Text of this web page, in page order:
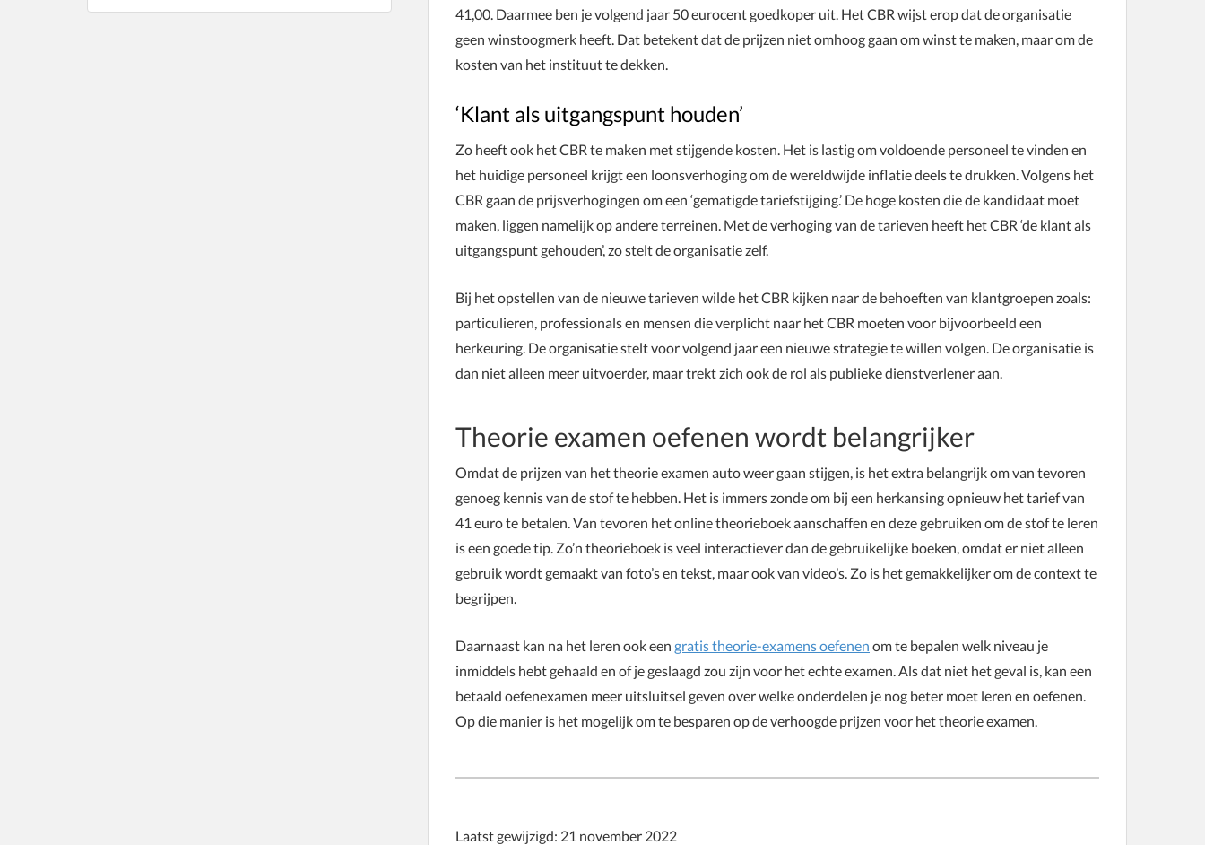
41,00. Daarmee ben je volgend jaar 50 eurocent goedkoper uit. Het CBR wijst erop dat de organisatie
geen winstoogmerk heeft. Dat betekent dat de prijzen niet omhoog gaan om winst te maken, maar om de
kosten van het instituut te dekken.
‘Klant als uitgangspunt houden’
Zo heeft ook het CBR te maken met stijgende kosten. Het is lastig om voldoende personeel te vinden en
het huidige personeel krijgt een loonsverhoging om de wereldwijde inflatie deels te drukken. Volgens het
CBR gaan de prijsverhogingen om een ‘gematigde tariefstijging.’ De hoge kosten die de kandidaat moet
maken, liggen namelijk op andere terreinen. Met de verhoging van de tarieven heeft het CBR ‘de klant als
uitgangspunt gehouden’, zo stelt de organisatie zelf.
Bij het opstellen van de nieuwe tarieven wilde het CBR kijken naar de behoeften van klantgroepen zoals:
particulieren, professionals en mensen die verplicht naar het CBR moeten voor bijvoorbeeld een
herkeuring. De organisatie stelt voor volgend jaar een nieuwe strategie te willen volgen. De organisatie is
dan niet alleen meer uitvoerder, maar trekt zich ook de rol als publieke dienstverlener aan.
Theorie examen oefenen wordt belangrijker
Omdat de prijzen van het theorie examen auto weer gaan stijgen, is het extra belangrijk om van tevoren
genoeg kennis van de stof te hebben. Het is immers zonde om bij een herkansing opnieuw het tarief van
41 euro te betalen. Van tevoren het online theorieboek aanschaffen en deze gebruiken om de stof te leren
is een goede tip. Zo’n theorieboek is veel interactiever dan de gebruikelijke boeken, omdat er niet alleen
gebruik wordt gemaakt van foto’s en tekst, maar ook van video’s. Zo is het gemakkelijker om de context te
begrijpen.
Daarnaast kan na het leren ook een gratis theorie-examens oefenen om te bepalen welk niveau je
inmiddels hebt gehaald en of je geslaagd zou zijn voor het echte examen. Als dat niet het geval is, kan een
betaald oefenexamen meer uitsluitsel geven over welke onderdelen je nog beter moet leren en oefenen.
Op die manier is het mogelijk om te besparen op de verhoogde prijzen voor het theorie examen.
Laatst gewijzigd: 21 november 2022